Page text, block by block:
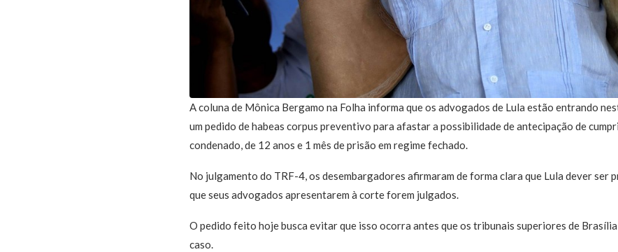
A coluna de Mônica Bergamo na Folha informa que os advogados de Lula estão entrando
um pedido de habeas corpus preventivo para afastar a possibilidade de antecipação de
condenado, de 12 anos e 1 mês de prisão em regime fechado.
No julgamento do TRF-4, os desembargadores afirmaram de forma clara que Lula dever ser
que seus advogados apresentarem à corte forem julgados.
O pedido feito hoje busca evitar que isso ocorra antes que os tribunais superiores de
caso.